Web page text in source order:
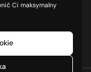
Ci maksymalny